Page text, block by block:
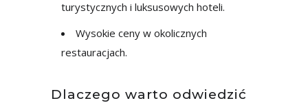
turystycznych i luksusowych hoteli.
Wysokie ceny w okolicznych
restauracjach.
Dlaczego warto odwiedzić